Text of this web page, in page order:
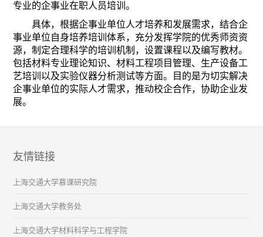
专业的企事业在职人员培训。
具体，根据企事业单位人才培养和发展需求，结合企
事业单位自身培养培训体系，充分发挥学院的优秀师资资
源，制定合理科学的培训机制，设置课程以及编写教材。
包括材料专业理论知识、材料工程项目管理、生产设备工
艺培训以及实验仪器分析测试等方面。目的是为切实解决
企事业单位的实际人才需求，推动校企合作，协助企业发
展。
友情链接
上海交通大学慕课研究院
上海交通大学教务处
上海交通大学材料科学与工程学院